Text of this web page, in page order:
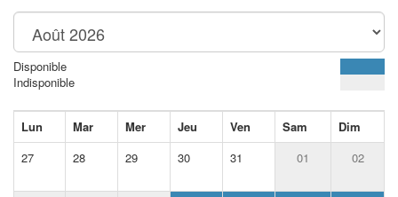
Disponible
Indisponible
Lun Mar Mer Jeu Ven Sam
Dim
27
28 29 30 31 01 02